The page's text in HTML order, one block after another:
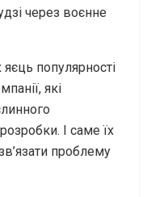
через воєнне
популярності
які
І саме їх
проблему